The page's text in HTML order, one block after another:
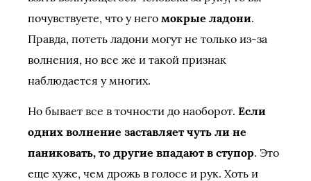
почувствуете, что у него мокрые ладони.
Правда, потеть ладони могут не только из-за
волнения, но все же и такой признак
наблюдается у многих.
Но бывает все в точности до наоборот. Если
одних волнение заставляет чуть ли не
паниковать, то другие впадают в ступор. Это
еще хуже, чем дрожь в голосе и рук. Хоть и